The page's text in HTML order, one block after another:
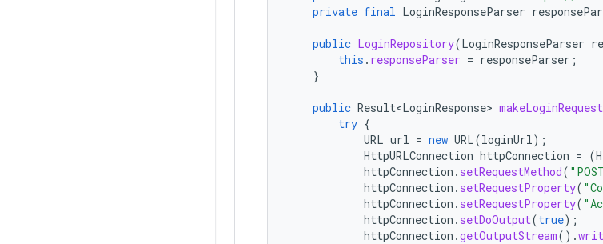
private final LoginResponseParser
public LoginRepository(LoginResponseParser
this . responseParser = responseParser ;
}
public Result<LoginResponse> makeLoginRequest
try {
URL url = new URL(loginUrl);
HttpURLConnection httpConnection = (
httpConnection . setRequestMethod(
httpConnection . setRequestProperty(
httpConnection . setRequestProperty(
httpConnection . setDoOutput(true);
httpConnection .getOutputStream().